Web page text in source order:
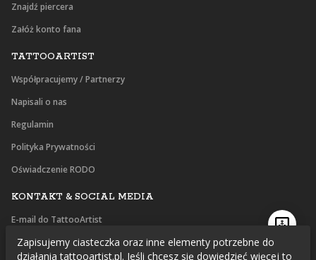
Znajdź piercera
Załóż konto fana
TATTOOARTIST
Współpracujemy / Partnerzy
Napisali o nas
Regulamin
Polityka Prywatności
Oświadczenie RODO
KONTAKT & SOCIAL MEDIA
E-mail do TattooArtist
Facebook
Zapisujemy ciasteczka oraz inne elementy potrzebne do
działania tattooartist.pl. Jeśli chcesz się dowiedzieć więcej to